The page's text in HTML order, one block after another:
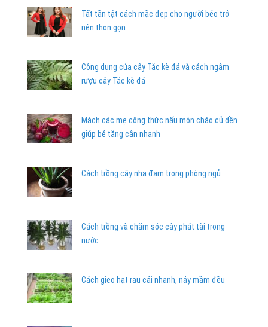
Tất tần tật cách mặc đẹp cho người béo trở
nên thon gọn
Công dụng của cây Tắc kè đá và cách ngâm
rượu cây Tắc kè đá
Mách các mẹ công thức nấu món cháo củ dền
giúp bé tăng cân nhanh
Cách trồng cây nha đam trong phòng ngủ
Cách trồng và chăm sóc cây phát tài trong
nước
Cách gieo hạt rau cải nhanh, nảy mầm đều